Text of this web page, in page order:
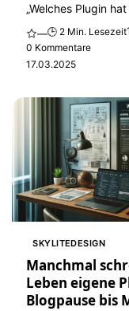
„Welches Plugin
—🕒 2 Min. Lesezeit
0 Kommentare
17.03.2025
SKYLITEDESIGN
Manchmal
Leben eigene
Blogpause bis